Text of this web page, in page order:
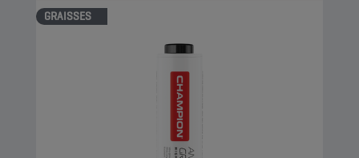
GRAISSES